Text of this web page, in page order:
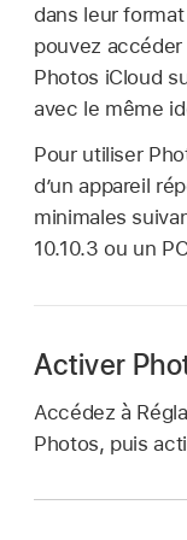
dans leur
pouvez
Photos iCloud
avec le même
Pour utiliser
d’un appareil
minimales
10.10.3 ou un
Activer
Accédez à
Photos, puis